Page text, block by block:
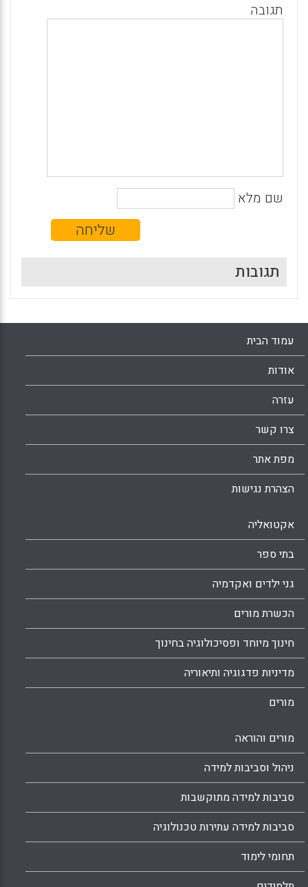
תגובה
שם מלא
תגובות
עמוד הבית
אודות
עזרה
צרו קשר
מפת אתר
הצהרת נגישות
אקטואליה
בתי ספר
גני ילדים ואקדמיה
הכשרת מורים
חינוך מיוחד ופסיכולוגיה בחינוך
מדיניות פדגוגיה ותיאוריה
מורים
מורים והוראה
ניהול וסביבות למידה
סביבות למידה מתוקשבות
סביבות למידה עתירות טכנולוגיה
תחומי לימוד